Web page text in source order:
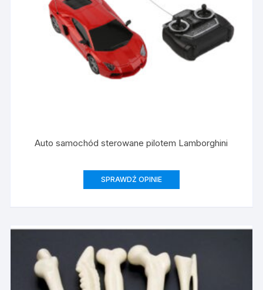
Auto samochód sterowane pilotem Lamborghini
SPRAWDŹ OPINIE